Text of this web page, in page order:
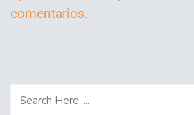
comentarios.